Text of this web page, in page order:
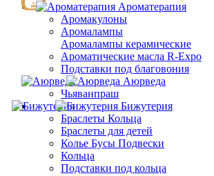
Ароматерапия
Аромакулоны
Аромалампы
Aромалампы керамические
Ароматические масла R-Expo
Подставки под благовония
Аюрведа
Чьяванпраш
Бижутерия
Браслеты Кольца
Браслеты для детей
Колье Бусы Подвески
Кольца
Подставки под кольца